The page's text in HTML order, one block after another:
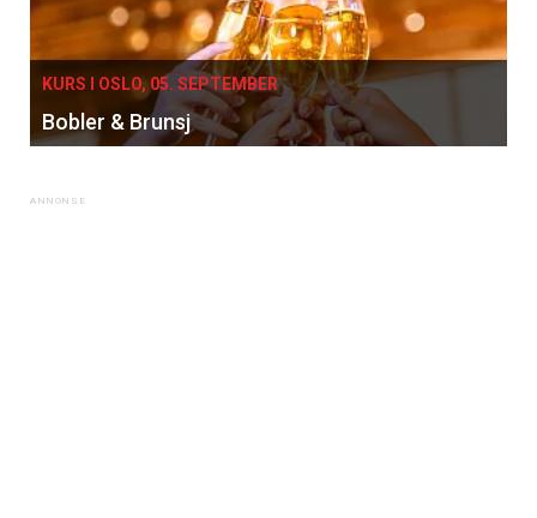
KURS I OSLO, 05. SEPTEMBER
Bobler & Brunsj